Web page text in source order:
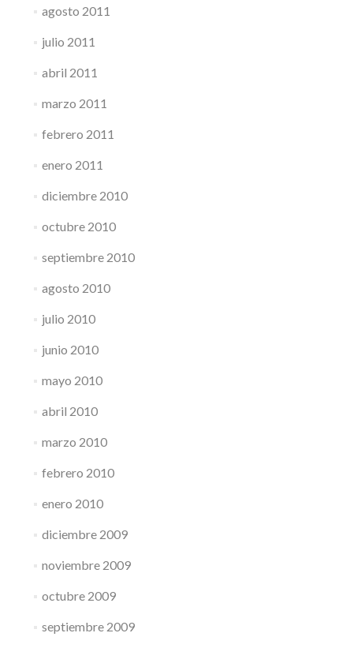
agosto 2011
julio 2011
abril 2011
marzo 2011
febrero 2011
enero 2011
diciembre 2010
octubre 2010
septiembre 2010
agosto 2010
julio 2010
junio 2010
mayo 2010
abril 2010
marzo 2010
febrero 2010
enero 2010
diciembre 2009
noviembre 2009
octubre 2009
septiembre 2009